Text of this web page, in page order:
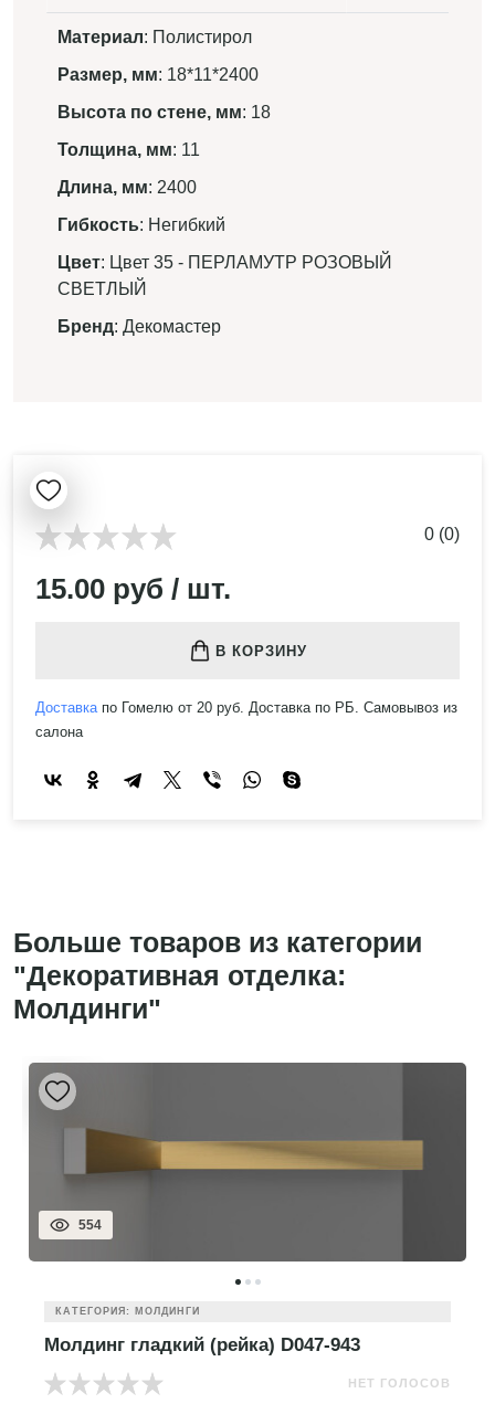
Материал: Полистирол
Размер, мм: 18*11*2400
Высота по стене, мм: 18
Толщина, мм: 11
Длина, мм: 2400
Гибкость: Негибкий
Цвет: Цвет 35 - ПЕРЛАМУТР РОЗОВЫЙ
СВЕТЛЫЙ
Бренд: Декомастер
0 (0)
15.00 руб / шт.
В КОРЗИНУ
Доставкапо Гомелю от 20 руб. Доставка по РБ. Самовывоз из
салона
Больше товаров из категории
"Декоративная отделка:
Молдинги"
554
КАТЕГОРИЯ: МОЛДИНГИ
Молдинг гладкий (рейка) D047-943
НЕТ ГОЛОСОВ